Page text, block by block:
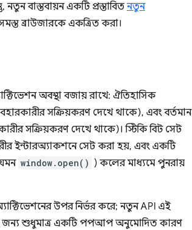
বাস্তবায়ন একটি প্রস্তাবিত নতুন
ব্রাউজারকে একত্রিত করা।
অবস্থা বজায় রাখে: ঐতিহাসিক
সক্রিয়করণ দেখে থাকে), এবং বর্তমান
সক্রিয়করণ দেখে থাকে)। স্টিকি বিট সেট
ইন্টারঅ্যাকশনে সেট করা হয়, এবং একটি
window.open() ) কলের মাধ্যমে পুনরায়
উপর নির্ভর করে; নতুন API এই
জন্য শুধুমাত্র একটি পপআপ অনুমোদিত কারণ